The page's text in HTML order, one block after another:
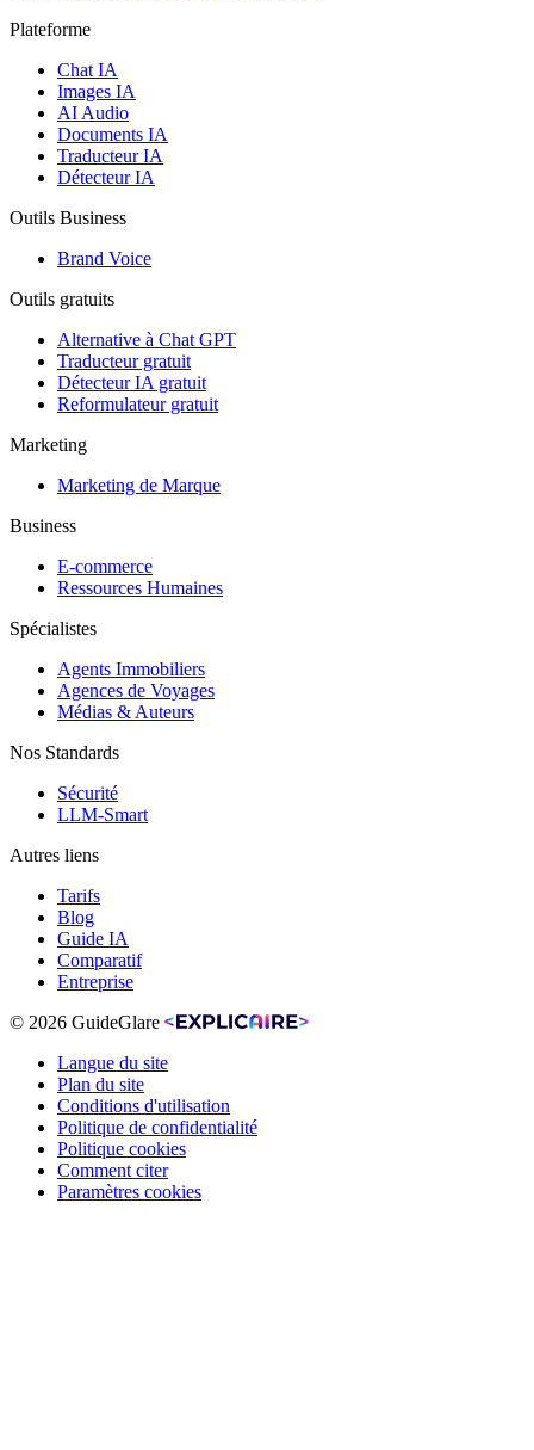
Plateforme
Chat IA
Images IA
AI Audio
Documents IA
Traducteur IA
Détecteur IA
Outils Business
Brand Voice
Outils gratuits
Alternative à Chat GPT
Traducteur gratuit
Détecteur IA gratuit
Reformulateur gratuit
Marketing
Marketing de Marque
Business
E-commerce
Ressources Humaines
Spécialistes
Agents Immobiliers
Agences de Voyages
Médias & Auteurs
Nos Standards
Sécurité
LLM-Smart
Autres liens
Tarifs
Blog
Guide IA
Comparatif
Entreprise
© 2026 GuideGlare
Langue du site
Plan du site
Conditions d'utilisation
Politique de confidentialité
Politique cookies
Comment citer
Paramètres cookies